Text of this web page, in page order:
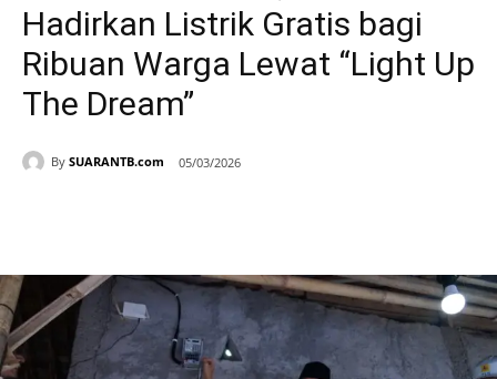
Hadirkan Listrik Gratis bagi
Ribuan Warga Lewat “Light Up
The Dream”
By SUARANTB.com 05/03/2026